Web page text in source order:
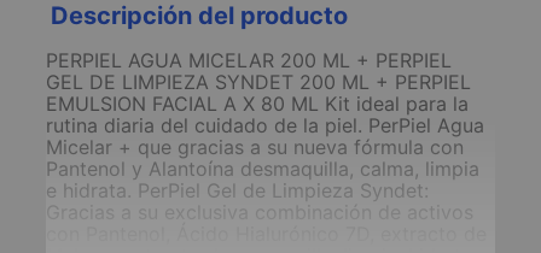
Descripción del producto
PERPIEL AGUA MICELAR 200 ML + PERPIEL
GEL DE LIMPIEZA SYNDET 200 ML + PERPIEL
EMULSION FACIAL A X 80 ML Kit ideal para la
rutina diaria del cuidado de la piel. PerPiel Agua
Micelar + que gracias a su nueva fórmula con
Pantenol y Alantoína desmaquilla, calma, limpia
e hidrata. PerPiel Gel de Limpieza Syndet:
Gracias a su exclusiva combinación de activos